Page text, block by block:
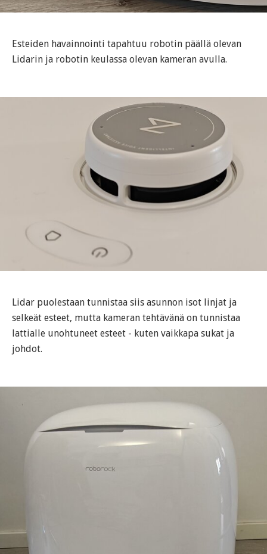
Esteiden havainnointi tapahtuu robotin päällä olevan
Lidarin ja robotin keulassa olevan kameran avulla.
Lidar puolestaan tunnistaa siis asunnon isot linjat ja
selkeät esteet, mutta kameran tehtävänä on tunnistaa
lattialle unohtuneet esteet - kuten vaikkapa sukat ja
johdot.